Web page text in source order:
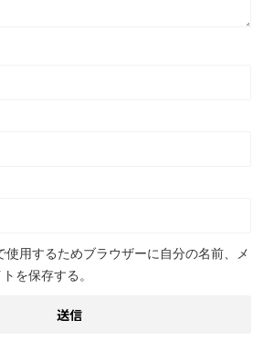
使用するためブラウザーに自分の名前、メ
を保存する。